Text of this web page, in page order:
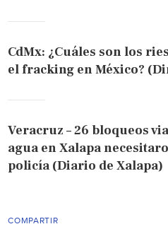
CdMx: ¿Cuáles son los
el fracking en México?
Veracruz – 26 bloqueos
agua en Xalapa
policía (Diario de Xalapa)
COMPARTIR